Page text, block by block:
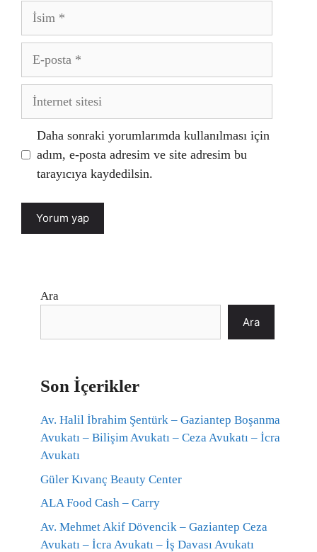
İsim
posta
İnternet
Daha sonraki yorumlarımda kullanılması için
adım, e-posta adresim ve site adresim bu
tarayıcıya kaydedilsin.
Ara
Ara
Son İçerikler
Av. Halil İbrahim Şentürk – Gaziantep Boşanma
Avukatı – Bilişim Avukatı – Ceza Avukatı – İcra
Avukatı
Güler Kıvanç Beauty Center
ALA Food Cash – Carry
Av. Mehmet Akif Dövencik – Gaziantep Ceza
Avukatı – İcra Avukatı – İş Davası Avukatı